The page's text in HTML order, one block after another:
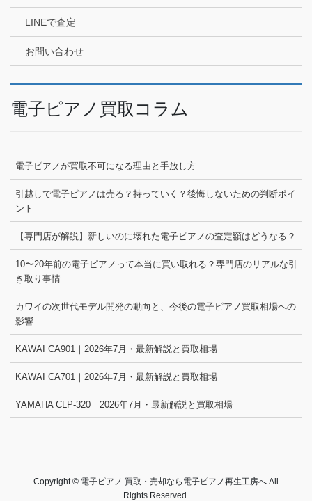
LINEで査定
お問い合わせ
電子ピアノ買取コラム
電子ピアノが買取不可になる理由と手放し方
引越しで電子ピアノは売る？持っていく？後悔しないための判断ポイ
ント
【専門店が解説】新しいのに壊れた電子ピアノの査定額はどうなる？
10〜20年前の電子ピアノって本当に買い取れる？専門店のリアルな引
き取り事情
カワイの次世代モデル開発の動向と、今後の電子ピアノ買取相場への
影響
KAWAI CA901｜2026年7月・最新解説と買取相場
KAWAI CA701｜2026年7月・最新解説と買取相場
YAMAHA CLP-320｜2026年7月・最新解説と買取相場
Copyright © 電子ピアノ 買取・売却なら電子ピアノ再生工房へ All
Rights Reserved.